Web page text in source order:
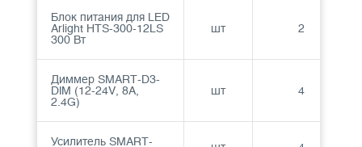
Блок питания для LED
Arlight HTS-300-12LS
300 Вт
шт 2
Диммер SMART-D3-
DIM (12-24V, 8A,
2.4G)
шт 4
Усилитель SMART-